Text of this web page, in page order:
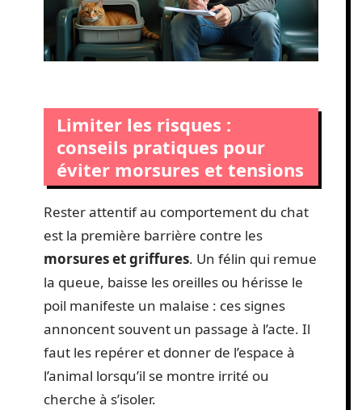
Limiter les risques :
conseils pratiques pour
éviter morsures et tensions
Rester attentif au comportement du chat
est la première barrière contre les
morsures et griffures. Un félin qui remue
la queue, baisse les oreilles ou hérisse le
poil manifeste un malaise : ces signes
annoncent souvent un passage à l’acte. Il
faut les repérer et donner de l’espace à
l’animal lorsqu’il se montre irrité ou
cherche à s’isoler.